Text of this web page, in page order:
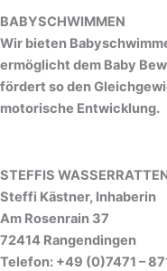
BABYSCHWIMMEN
Wir bieten
ermöglicht dem Baby
fördert so den
motorische Entwicklung.
STEFFIS
Steffi Kästner, Inhaberin
Am Rosenrain 37
72414 Rangendingen
Telefon: +49 (0)7471 –